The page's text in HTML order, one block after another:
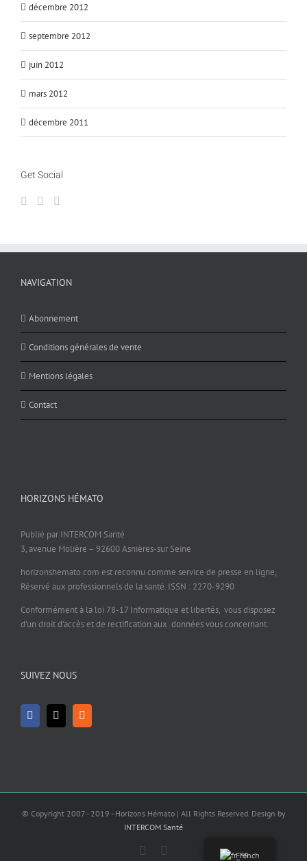
décembre 2012
septembre 2012
juin 2012
mars 2012
décembre 2011
Get Social
NAVIGATION
Abonnement
Conditions générales de vente
Mentions légales
Contact
HORIZONS HÉMATO
Publié par INTERCOM Santé
3, avenue Molière – 92600 Asnières-sur Seine
horizonshemato.com est reconnu comme service de presse en ligne,
Réservé aux professionnels de la santé. ISSN : 2270-9290
Conformément à la loi 78-17 Informatique et libertés, vous disposez
d’un droit d’accès et de rectification aux données vous concernant.
SUIVEZ NOUS
© Copyright 2007 - 2019 - Horizons Hémato | All Rights Reserved. Design by
INTERCOM Santé
Facebook French